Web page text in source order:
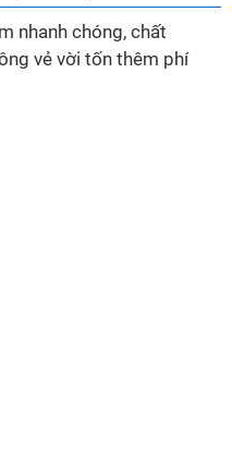
nhanh chóng, chất
vẻ vời tốn thêm phí